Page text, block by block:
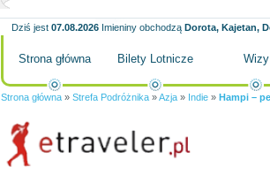
Dziś jest 07.08.2026 Imieniny obchodzą Dorota, Kajetan,
Strona główna Bilety Lotnicze Wizy
Strona główna » Strefa Podróżnika »Azja » Indie » Hampi –